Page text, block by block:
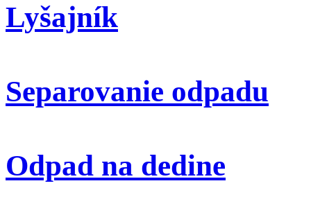
Lyšajník
Separovanie odpadu
Odpad na dedine